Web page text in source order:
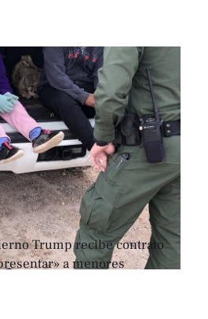
Trump recibe contrato
a menores